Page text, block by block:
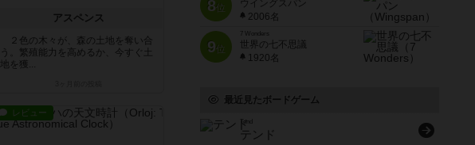
アスペンス
２色の木々が、森の土地を奪い合
う。繁殖能力を高めるか、今すぐ土
地を獲...
レビュー
8位
ウイングスパン
2006名
9位
7 Wonders
世界の七不思議
1920名
最近見たボードゲーム
Tend
テンド